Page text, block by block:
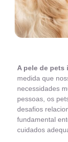
A pele de pets
medida que
necessidades
pessoas, os
desafios
fundamental
cuidados